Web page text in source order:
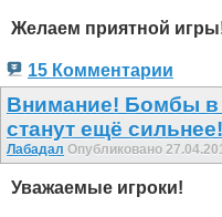
Желаем приятной
15 Комментарии
Внимание! Бомбы в
станут ещё сильнее!
Лабадал Опубликовано
Уважаемые игроки!